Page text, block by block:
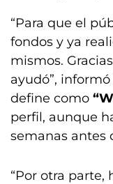
“Para que el
fondos y ya
mismos.
ayudó”,
define como
perfil, aunque
semanas antes
“Por otra